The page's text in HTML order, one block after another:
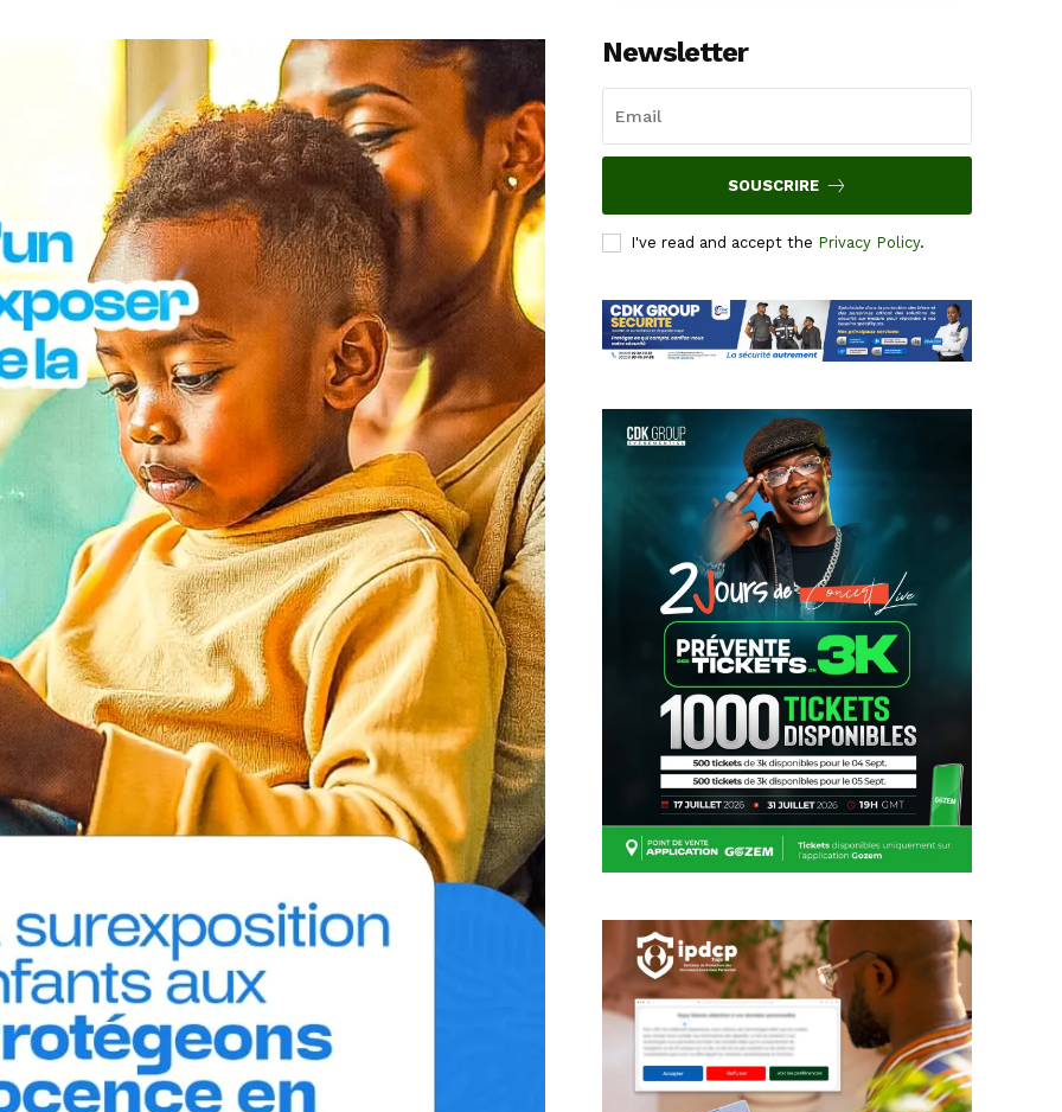
Newsletter
SOUSCRIRE
I've read and accept the Privacy Policy.